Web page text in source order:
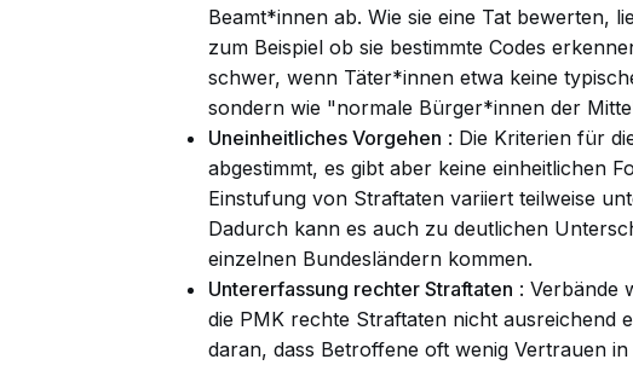
Beamt*innen ab. Wie sie eine Tat bewerten,
zum Beispiel ob sie bestimmte Codes
schwer, wenn Täter*innen etwa keine
sondern wie "normale Bürger*innen der
Uneinheitliches Vorgehen : Die Kriterien für
abgestimmt, es gibt aber keine einheitlichen
Einstufung von Straftaten variiert teilweise
Dadurch kann es auch zu deutlichen
einzelnen Bundesländern kommen.
Untererfassung rechter Straftaten : Verbände
die PMK rechte Straftaten nicht ausreichend
daran, dass Betroffene oft wenig Vertrauen